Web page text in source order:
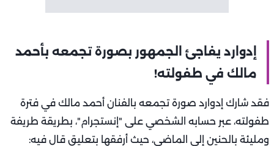
إدوارد يفاجئ الجمهور بصورة تجمعه بأحمد
مالك في طفولته!
فقد شارك إدوارد صورة تجمعه بالفنان أحمد مالك في فترة
طفولته، عبر حسابه الشخصي على "إنستجرام"، بطريقة طريفة
ومليئة بالحنين إلى الماضي، حيث أرفقها بتعليق قال فيه: